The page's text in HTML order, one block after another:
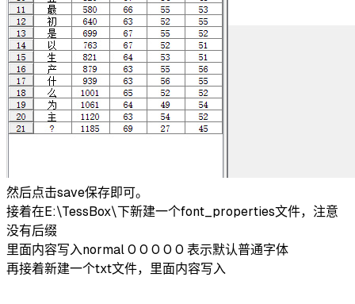
然后点击save保存即可。
接着在E:\TessBox\下新建一个font_properties文件，注意
没有后缀
里面内容写入normal 0 0 0 0 0 表示默认普通字体
再接着新建一个txt文件，里面内容写入